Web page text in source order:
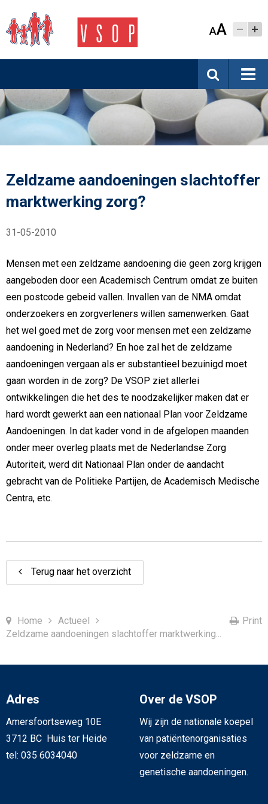
AA
Zeldzame aandoeningen slachtoffer
marktwerking zorg?
31-05-2010
Mensen met een zeldzame aandoening die geen zorg krijgen
aangeboden door een Academisch Centrum omdat ze buiten
een postcode gebeid vallen. Invallen van de NMA omdat
onderzoekers en zorgverleners willen samenwerken. Gaat
het wel goed met de zorg voor mensen met een zeldzame
aandoening in Nederland? En hoe zal het de zeldzame
aandoeningen vergaan als er substantieel bezuinigd moet
gaan worden in de zorg? De VSOP ziet allerlei
ontwikkelingen die het des te noodzakelijker maken dat er
hard wordt gewerkt aan een nationaal Plan voor Zeldzame
Aandoeningen. In dat kader vond in de afgelopen maanden
onder meer overleg plaats met de Nederlandse Zorg
Autoriteit, werd dit Nationaal Plan onder de aandacht
gebracht van de Politieke Partijen, de Academisch Medische
Centra, etc.
Terug naar het overzicht
Home
Actueel
Zeldzame aandoeningen slachtoffer marktwerking...
Print
Adres
Amersfoortseweg 10E
3712 BC Huis ter Heide
tel: 035 6034040
Over de VSOP
Wij zijn de nationale koepel
van patiëntenorganisaties
voor zeldzame en
genetische aandoeningen.